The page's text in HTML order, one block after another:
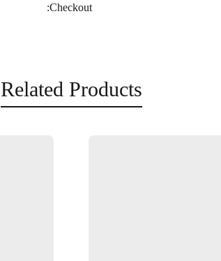
Checkout:
Related Products